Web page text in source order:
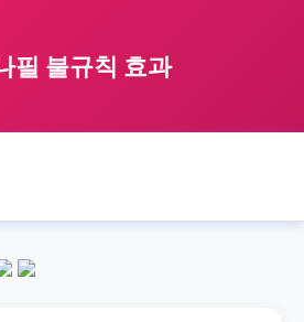
필 불규칙 효과